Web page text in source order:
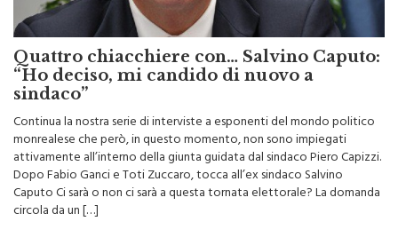
Quattro chiacchiere con… Salvino Caputo:
“Ho deciso, mi candido di nuovo a
sindaco”
Continua la nostra serie di interviste a esponenti del mondo politico
monrealese che però, in questo momento, non sono impiegati
attivamente all’interno della giunta guidata dal sindaco Piero Capizzi.
Dopo Fabio Ganci e Toti Zuccaro, tocca all’ex sindaco Salvino
Caputo Ci sarà o non ci sarà a questa tornata elettorale? La domanda
circola da un […]